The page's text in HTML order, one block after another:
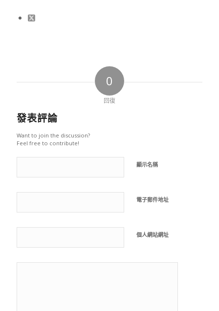
0
回復
發表評論
Want to join the discussion?
Feel free to contribute!
顯示名稱
電子郵件地址
個人網站網址